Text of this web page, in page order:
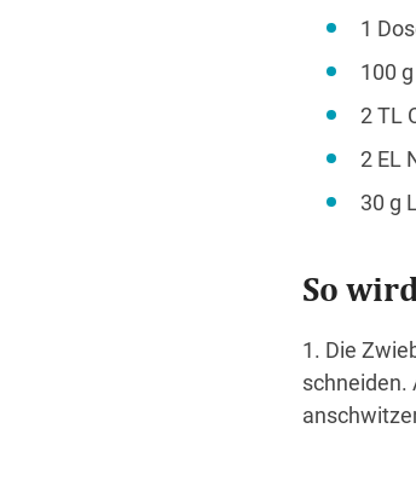
1
100
2 TL
2 EL
30 g
So
1. Die
schneiden.